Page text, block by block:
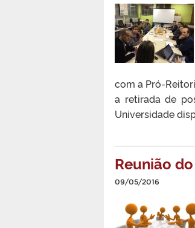
com a Pró-
a retirada de
Universidade
Reunião
09/05/2016